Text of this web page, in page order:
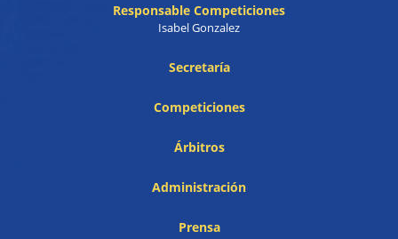
Responsable Competiciones
Isabel Gonzalez
Secretaría
Competiciones
Árbitros
Administración
Prensa